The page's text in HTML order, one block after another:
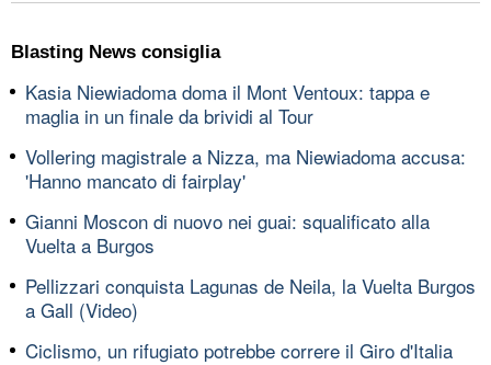
Blasting News consiglia
Kasia Niewiadoma doma il Mont Ventoux: tappa e
maglia in un finale da brividi al Tour
Vollering magistrale a Nizza, ma Niewiadoma accusa:
'Hanno mancato di fairplay'
Gianni Moscon di nuovo nei guai: squalificato alla
Vuelta a Burgos
Pellizzari conquista Lagunas de Neila, la Vuelta Burgos
a Gall (Video)
Ciclismo, un rifugiato potrebbe correre il Giro d'Italia